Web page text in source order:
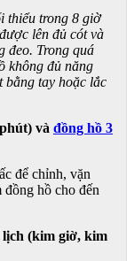
thiểu trong 8 giờ
lên đủ cót và
đeo. Trong quá
không đủ năng
bằng tay hoặc lắc
và đồng hồ 3
để chỉnh, vặn
hồ cho đến
(kim giờ, kim